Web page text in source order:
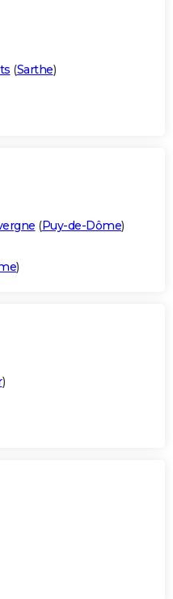
(Sarthe)
(Puy-de-Dôme)
)
)